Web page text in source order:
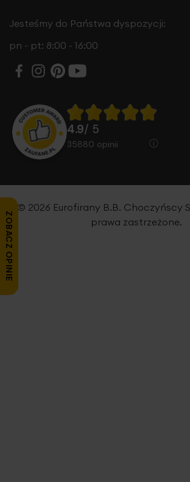
Jesteśmy do Państwa dyspozycji:
pn - pt: 8:00 - 16:00
4.9/ 5
35880 opinii
ZOBACZ OPINIE
© 2026 Eurofirany B.B. Choczyńscy
prawa zastrzeżone.